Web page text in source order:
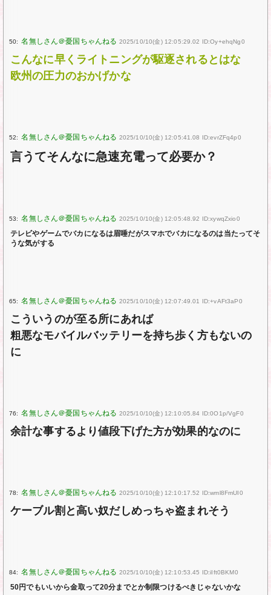
50: 2025/10/10(金) 12:05:29.02 ID:Oy+ehqNg0
こんなに早くライトニングが駆逐されるとはな
欧州の圧力のおかげかな
52: 2025/10/10(金) 12:05:41.08 ID:evrZFq4p0
言うてそんなに急速充電って必要か？
53: 2025/10/10(金) 12:05:48.92 ID:xywqZxio0
テレビやゲームでバカになるは眉唾だがスマホでバカになるのは当たってそ
うな気がする
65: 2025/10/10(金) 12:07:49.01 ID:+vAFt3aP0
こういうのが至る所にあれば
粗悪なモバイルバッテリーを持ち歩く方もないの
に
76: 2025/10/10(金) 12:10:05.84 ID:0O1p/VgF0
余計な事するより値段下げた方が効果的なのに
78: 2025/10/10(金) 12:10:17.52 ID:wml8FmUI0
ケーブル割と高い奴だしめっちゃ盗まれそう
84: 2025/10/10(金) 12:10:53.45 ID:iIft0BKM0
50円でもいいから金取って20分までとか制限つけるべきじゃないかな